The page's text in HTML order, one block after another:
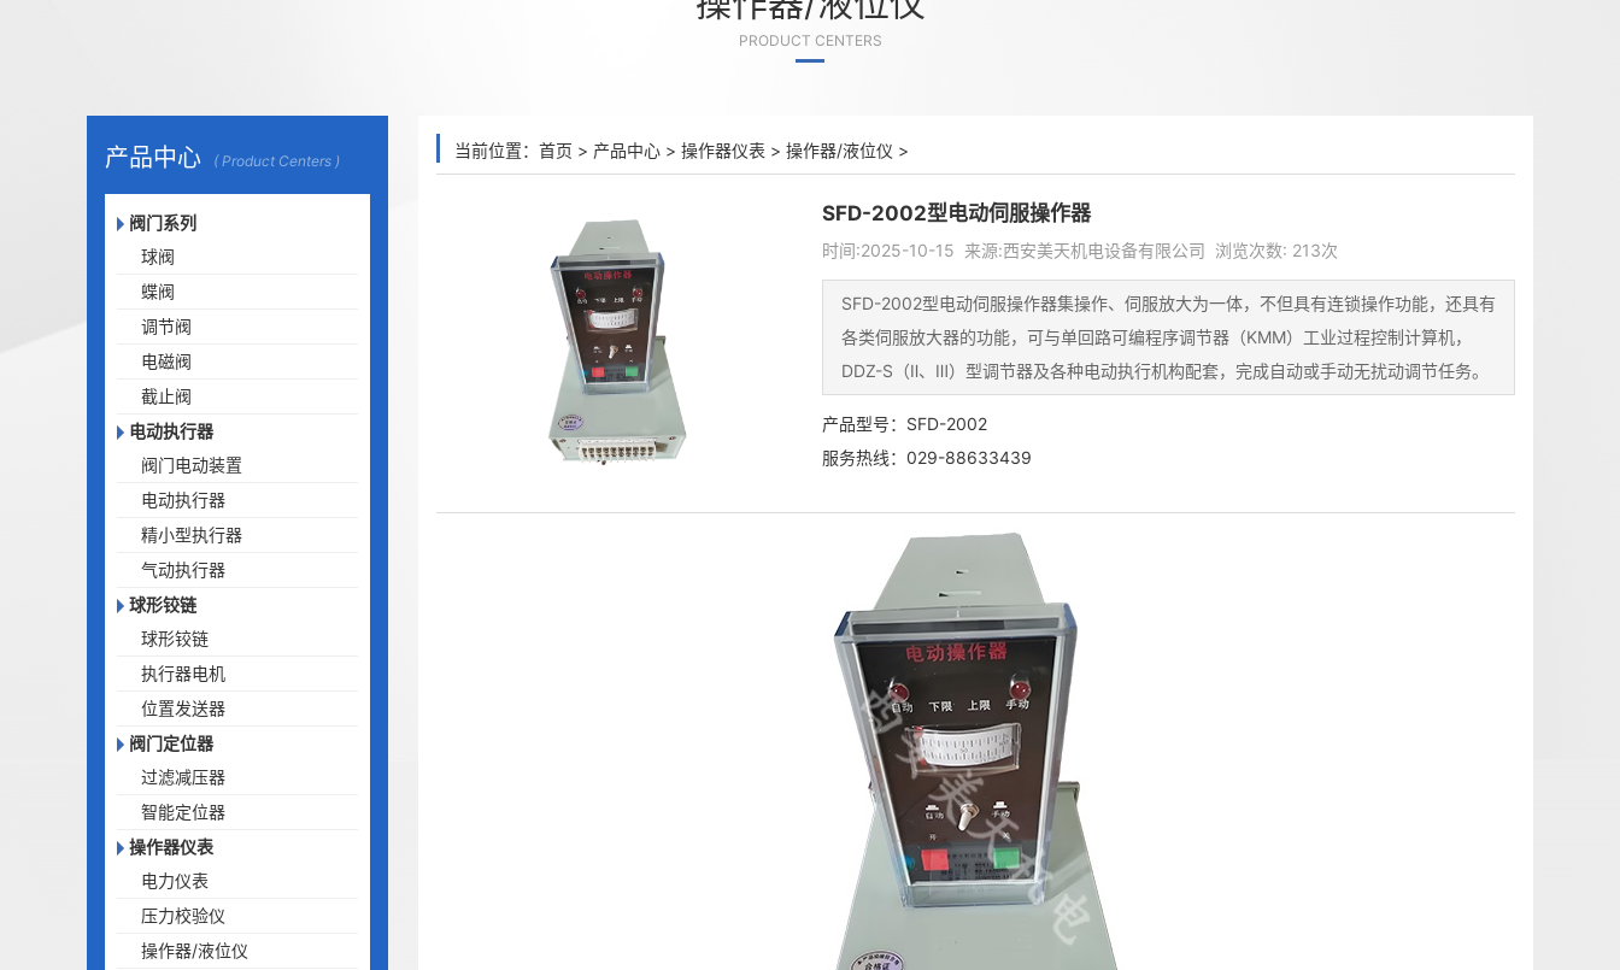
PRODUCT CENTERS
产品中心 ( Product Centers )
阀门系列
球阀
蝶阀
调节阀
电磁阀
截止阀
电动执行器
阀门电动装置
电动执行器
精小型执行器
气动执行器
球形铰链
球形铰链
执行器电机
位置发送器
阀门定位器
过滤减压器
智能定位器
操作器仪表
电力仪表
压力校验仪
操作器/液位仪
当前位置： 首页 > 产品中心 > 操作器仪表 > 操作器/液位仪 >
SFD-2002型电动伺服操作器
时间:2025-10-15 来源:西安美天机电设备有限公司 浏览次数: 213次
SFD-2002型电动伺服操作器集操作、伺服放大为一体，不但具有连锁操作功能，还具有
各类伺服放大器的功能，可与单回路可编程序调节器（KMM）工业过程控制计算机，
DDZ-S（Ⅱ、Ⅲ）型调节器及各种电动执行机构配套，完成自动或手动无扰动调节任务。
产品型号：SFD-2002
服务热线：029-88633439